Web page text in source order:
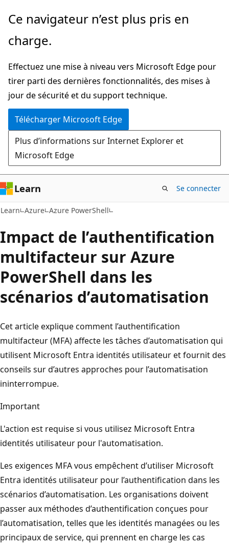
Passer
directement
au
principal
Ce navigateur n’est plus pris en
charge.
Effectuez une mise à niveau vers Microsoft Edge pour
tirer parti des dernières fonctionnalités, des mises à
jour de sécurité et du support technique.
Télécharger Microsoft Edge
Plus d’informations sur Internet Explorer et
Microsoft Edge
Learn Se connecter
Learn Azure Azure PowerShell
Impact de l’authentification
multifacteur sur Azure
PowerShell dans les
scénarios d’automatisation
Cet article explique comment l’authentification
multifacteur (MFA) affecte les tâches d’automatisation qui
utilisent Microsoft Entra identités utilisateur et fournit des
conseils sur d’autres approches pour l’automatisation
ininterrompue.
Important
L'action est requise si vous utilisez Microsoft Entra
identités utilisateur pour l'automatisation.
Les exigences MFA vous empêchent d’utiliser Microsoft
Entra identités utilisateur pour l’authentification dans les
scénarios d’automatisation. Les organisations doivent
passer aux méthodes d’authentification conçues pour
l’automatisation, telles que les identités managées ou les
principaux de service, qui prennent en charge les cas